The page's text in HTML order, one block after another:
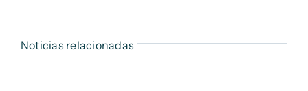
Noticias relacionadas